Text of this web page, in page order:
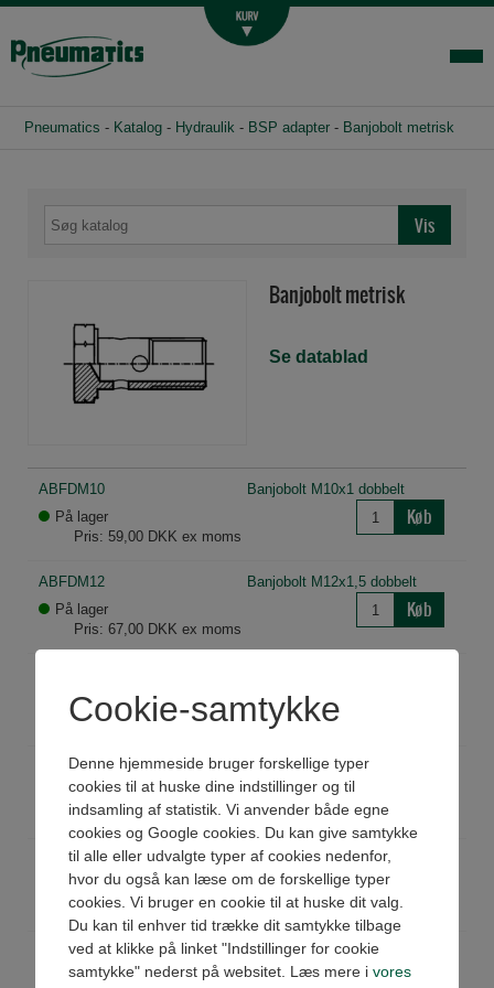
Fittings og slange
Pneumatics - Katalog - Hydraulik - BSP adapter - Banjobolt metrisk
Banjobolt metrisk
Se datablad
ABFDM10
Banjobolt M10x1 dobbelt
På lager
Pris: 59,00 DKK ex moms
Køb
ABFDM12
Banjobolt M12x1,5 dobbelt
På lager
Pris: 67,00 DKK ex moms
Køb
På lager
Pris: 68,00 DKK ex moms
ABFDM16
Banjobolt M16x1,5 dobbelt
På lager
Pris: 112,00 DKK ex moms
ABFDM18
Banjobolt M18x1,5 dobbelt
På lager
Pris: 123,00 DKK ex moms
ABFDM20
Banjobolt M20x1,5 dobbelt
Ikke på lager
Køb
Cookie-samtykke
Denne hjemmeside bruger forskellige typer
cookies til at huske dine indstillinger og til
indsamling af statistik. Vi anvender både egne
cookies og Google cookies. Du kan give samtykke
til alle eller udvalgte typer af cookies nedenfor,
hvor du også kan læse om de forskellige typer
cookies. Vi bruger en cookie til at huske dit valg.
Du kan til enhver tid trække dit samtykke tilbage
ved at klikke på linket "Indstillinger for cookie
samtykke" nederst på websitet. Læs mere i vores